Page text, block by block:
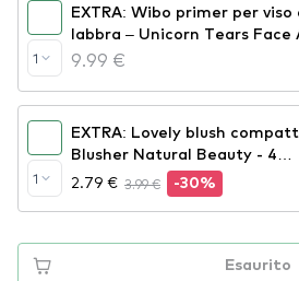
1
EXTRA: Wibo primer per viso
labbra – Unicorn Tears Face
Lip Primer (CE288)
9.99 €
1
EXTRA: Lovely blush
Blusher Natural Beauty - 4
(CEL39N4)
2.79 € 3.99 € -30%
Esaurito